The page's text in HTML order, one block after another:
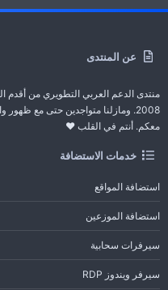
عن المنتدى
منتدى الدعم العربي التطويري من أقدم
2008. ومازلنا متواجدين حتى مع
معكم. أنتم في القلب ❤️
خدمات الاستضافة
استضافة المواقع
استضافة الموزعين
سيرفرات سحابية
سيرفر ويندوز RDP